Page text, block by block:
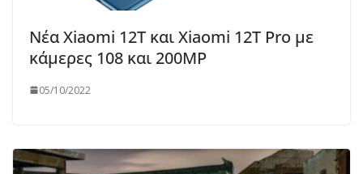
Νέα Xiaomi 12T και Xiaomi 12T Pro με
κάμερες 108 και 200MP
05/10/2022